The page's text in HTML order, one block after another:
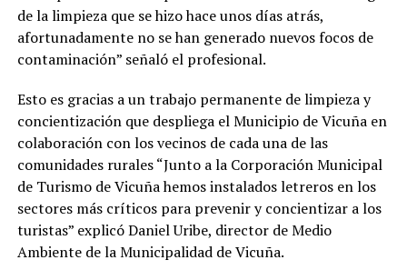
de la limpieza que se hizo hace unos días atrás,
afortunadamente no se han generado nuevos focos de
contaminación” señaló el profesional.
Esto es gracias a un trabajo permanente de limpieza y
concientización que despliega el Municipio de Vicuña en
colaboración con los vecinos de cada una de las
comunidades rurales “Junto a la Corporación Municipal
de Turismo de Vicuña hemos instalados letreros en los
sectores más críticos para prevenir y concientizar a los
turistas” explicó Daniel Uribe, director de Medio
Ambiente de la Municipalidad de Vicuña.